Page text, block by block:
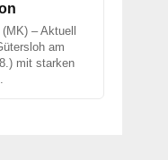
– Aktuell
am
mit starken